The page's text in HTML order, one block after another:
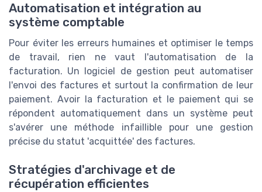
Automatisation et intégration au
système comptable
Pour éviter les erreurs humaines et optimiser le temps
de travail, rien ne vaut l'automatisation de la
facturation. Un logiciel de gestion peut automatiser
l'envoi des factures et surtout la confirmation de leur
paiement. Avoir la facturation et le paiement qui se
répondent automatiquement dans un système peut
s'avérer une méthode infaillible pour une gestion
précise du statut 'acquittée' des factures.
Stratégies d'archivage et de
récupération efficientes